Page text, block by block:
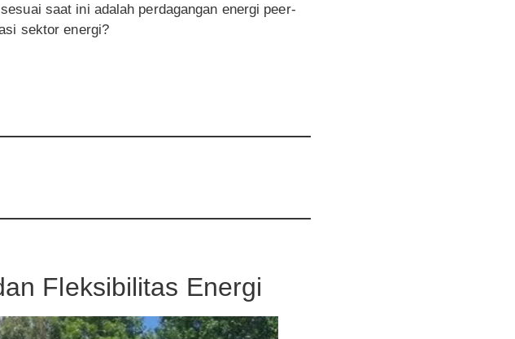
saat ini adalah perdagangan energi peer-
sektor energi?
Fleksibilitas Energi